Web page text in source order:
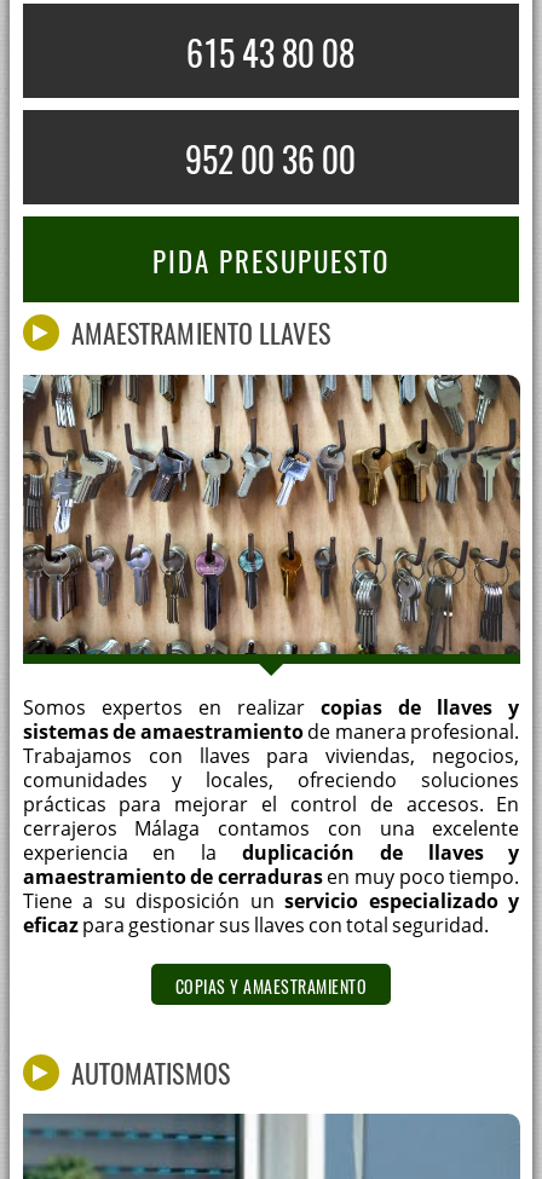
615 43 80 08
952 00 36 00
PIDA PRESUPUESTO
AMAESTRAMIENTO LLAVES
Somos expertos en realizarcopias de llaves y
sistemas de amaestramientode manera profesional.
Trabajamos con llaves para viviendas, negocios,
comunidades y locales, ofreciendo soluciones
prácticas para mejorar el control de accesos. En
cerrajeros Málaga contamos con una excelente
experiencia en la duplicación de llaves y
amaestramiento de cerradurasen muy poco tiempo.
Tiene a su disposición unservicio especializado y
eficazpara gestionar sus llaves con total seguridad.
COPIAS Y AMAESTRAMIENTO
AUTOMATISMOS